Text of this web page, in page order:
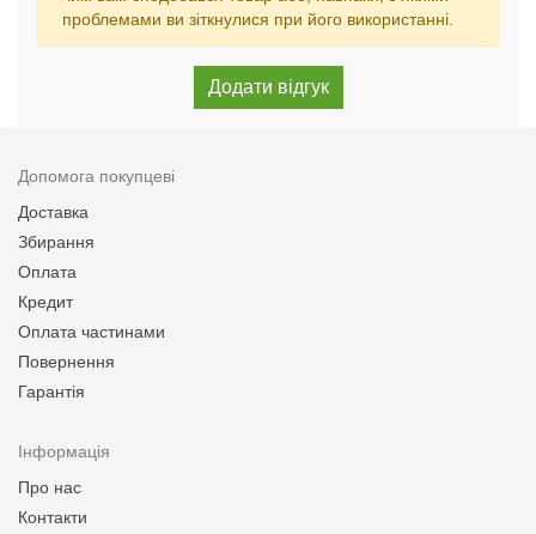
проблемами ви зіткнулися при його використанні.
Допомога покупцеві
Доставка
Збирання
Оплата
Кредит
Оплата частинами
Повернення
Гарантія
Інформація
Про нас
Контакти